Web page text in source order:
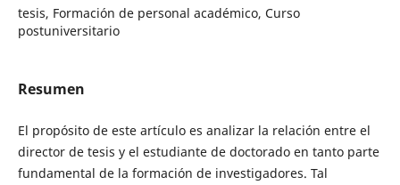
tesis, Formación de personal académico, Curso
postuniversitario
Resumen
El propósito de este artículo es analizar la relación entre el
director de tesis y el estudiante de doctorado en tanto parte
fundamental de la formación de investigadores. Tal